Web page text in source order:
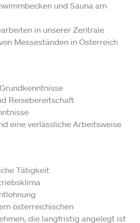
und Sauna am
in unserer Zentrale
Messeständen in Österreich
Reisebereitschaft
eine verlässliche Arbeitsweise
Tätigkeit
österreichischen
die langfristig angelegt ist